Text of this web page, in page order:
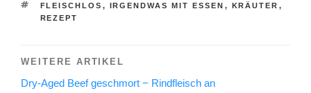
SCHLAGWÖRTER
FLEISCHLOS , IRGENDWAS MIT ESSEN , KRÄUTER ,
REZEPT
WEITERE ARTIKEL
Dry-Aged Beef geschmort − Rindfleisch an